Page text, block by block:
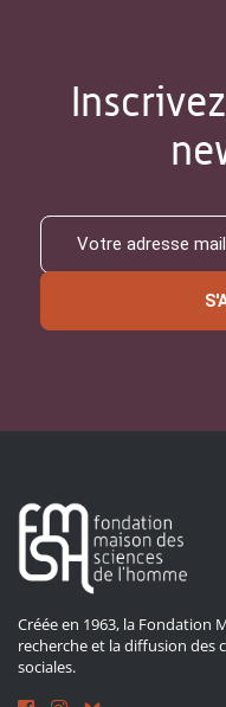
Créée en 1963, la Fondation
recherche et la diffusion des
sociales.